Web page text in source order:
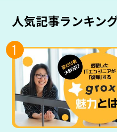
人気記事ランキン
1